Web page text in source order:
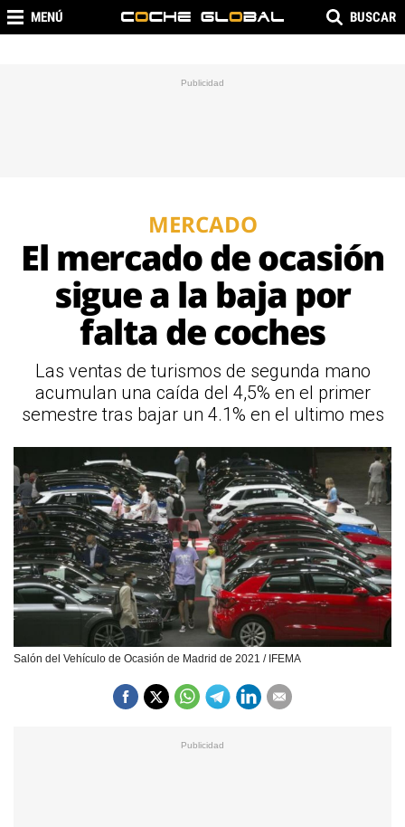
MENÚ BUSCAR
MERCADO
El mercado de ocasión
sigue a la baja por
falta de coches
Las ventas de turismos de segunda mano
acumulan una caída del 4,5% en el primer
semestre tras bajar un 4.1% en el ultimo mes
Salón del Vehículo de Ocasión de Madrid de 2021 / IFEMA